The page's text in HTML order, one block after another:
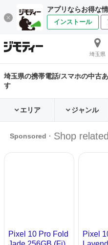
アプリならお得な
インストール
埼玉県
埼玉県の携帯電話/スマホの中古
す
エリア ジャンル